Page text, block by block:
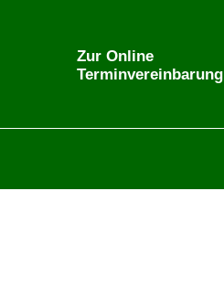
Zur Online
Terminvereinbarung